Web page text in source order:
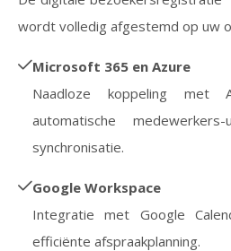
wordt volledig afgestemd op uw
Microsoft 365 en Azure
Naadloze koppeling met
automatische
synchronisatie.
Google Workspace
Integratie met Google
efficiënte afspraakplanning.